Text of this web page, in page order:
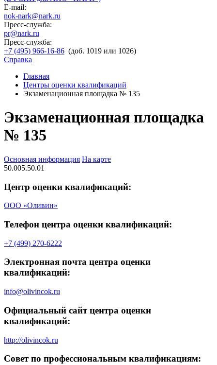
E-mail:
nok-nark@nark.ru
Пресс-служба:
pr@nark.ru
Пресс-служба:
+7 (495) 966-16-86 (доб. 1019 или 1026)
Справка
Главная
Центры оценки квалификаций
Экзаменационная площадка № 135
Экзаменационная площадка
№ 135
Основная информация На карте
50.005.50.01
Центр оценки квалификаций:
ООО «Оливин»
Телефон центра оценки квалификаций:
+7 (499) 270-6222
Электронная почта центра оценки
квалификаций:
info@olivincok.ru
Официальный сайт центра оценки
квалификаций:
http://olivincok.ru
Совет по профессиональным квалификациям: